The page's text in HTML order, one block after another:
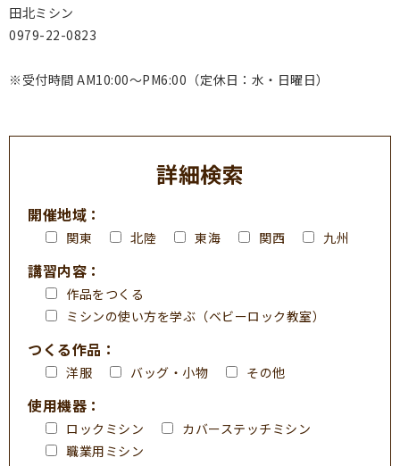
田北ミシン
0979-22-0823
※受付時間 AM10:00～PM6:00（定休日：水・日曜日）
詳細検索
開催地域：
関東 北陸 東海 関西 九州
講習内容：
作品をつくる
ミシンの使い方を学ぶ（ベビーロック教室）
つくる作品：
洋服 バッグ・小物 その他
使用機器：
ロックミシン
カバーステッチミシン
職業用ミシン